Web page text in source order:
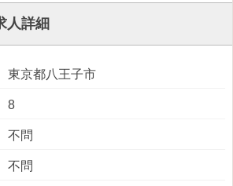
人詳細
東京都八王子市
8
不問
不問